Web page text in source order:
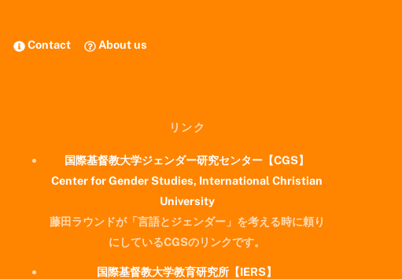
Contact About us
リンク
国際基督教大学ジェンダー研究センター【CGS】
Center for Gender Studies, International Christian
University
藤田ラウンドが「言語とジェンダー」を考える時に頼り
にしているCGSのリンクです。
国際基督教大学教育研究所【IERS】